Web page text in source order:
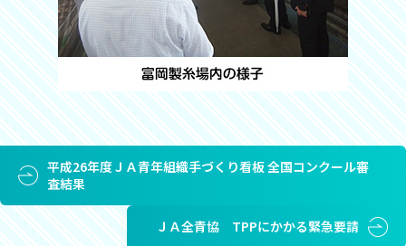
平成26年度ＪＡ青年組織手づくり看板 全国コンクール審
査結果
ＪＡ全青協 TPPにかかる緊急要請